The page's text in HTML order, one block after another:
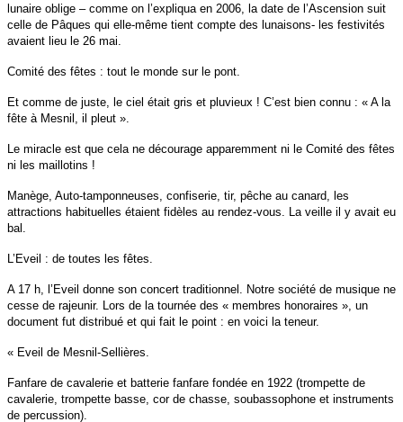
lunaire oblige – comme on l’expliqua en 2006, la date de l’Ascension suit
celle de Pâques qui elle-même tient compte des lunaisons- les festivités
avaient lieu le 26 mai.
Comité des fêtes : tout le monde sur le pont.
Et comme de juste, le ciel était gris et pluvieux ! C’est bien connu : « A la
fête à Mesnil, il pleut ».
Le miracle est que cela ne décourage apparemment ni le Comité des fêtes
ni les maillotins !
Manège, Auto-tamponneuses, confiserie, tir, pêche au canard, les
attractions habituelles étaient fidèles au rendez-vous. La veille il y avait eu
bal.
L’Eveil : de toutes les fêtes.
A 17 h, l’Eveil donne son concert traditionnel. Notre société de musique ne
cesse de rajeunir. Lors de la tournée des « membres honoraires », un
document fut distribué et qui fait le point : en voici la teneur.
« Eveil de Mesnil-Sellières.
Fanfare de cavalerie et batterie fanfare fondée en 1922 (trompette de
cavalerie, trompette basse, cor de chasse, soubassophone et instruments
de percussion).